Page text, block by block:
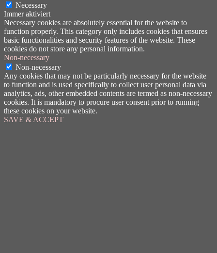
Necessary
Immer aktiviert
Necessary cookies are absolutely essential for the website to
function properly. This category only includes cookies that ensures
basic functionalities and security features of the website. These
cookies do not store any personal information.
Non-necessary
Non-necessary
Any cookies that may not be particularly necessary for the website
to function and is used specifically to collect user personal data via
analytics, ads, other embedded contents are termed as non-necessary
cookies. It is mandatory to procure user consent prior to running
these cookies on your website.
SAVE & ACCEPT